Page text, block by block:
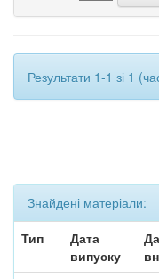
Результати 1-1 зі 1
Знайдені матеріали:
Тип
Дата
випуску